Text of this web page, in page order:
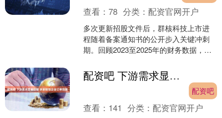
查看：78 分类：配资官网开户
多次更新招股文件后，群核科技上市进
程随着备案通知书的公开步入关键冲刺
期。回顾2023至2025年的财务数据，群
元，毛利率....
配资吧 下游需求显著回暖 多家铜箔企业订单饱满
配资吧
查看： 141 分类：配资官网开户